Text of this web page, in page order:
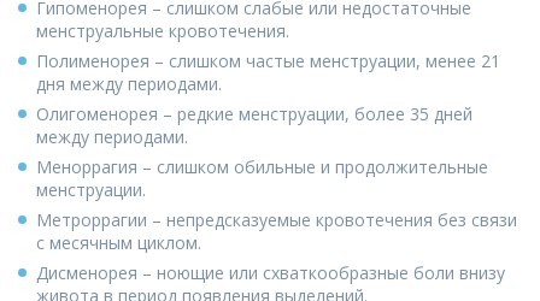
Гипоменорея – слишком слабые или недостаточные
менструальные кровотечения.
Полименорея – слишком частые менструации, менее 21
дня между периодами.
Олигоменорея – редкие менструации, более 35 дней
между периодами.
Меноррагия – слишком обильные и продолжительные
менструации.
Метроррагии – непредсказуемые кровотечения без связи
с месячным циклом.
Дисменорея – ноющие или схваткообразные боли внизу
живота в период появления выделений.